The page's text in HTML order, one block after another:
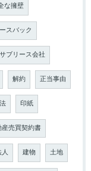
な擁壁
スバック
サブリース会社
解約 正当事由
印紙
売買契約書
人 建物 土地